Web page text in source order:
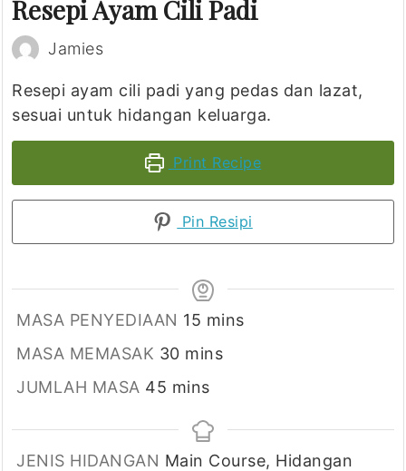
Resepi Ayam Cili Padi
Jamies
Resepi ayam cili padi yang pedas dan lazat,
sesuai untuk hidangan keluarga.
Print Recipe
Pin Resipi
MASA PENYEDIAAN 15 minutes
mins
MASA MEMASAK 30minutes
mins
JUMLAH MASA 45 minutes
mins
JENIS HIDANGAN Main Course, Hidangan